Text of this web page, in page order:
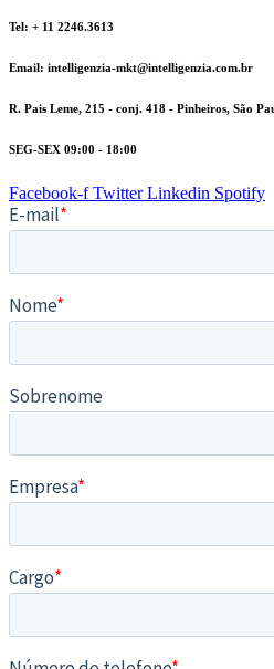
Tel: + 11 2246.3613
Email: intelligenzia-mkt@intelligenzia.com.br
R. Pais Leme, 215 - conj. 418 - Pinheiros, São
SEG-SEX 09:00 - 18:00
Facebook-f Twitter Linkedin Spotify